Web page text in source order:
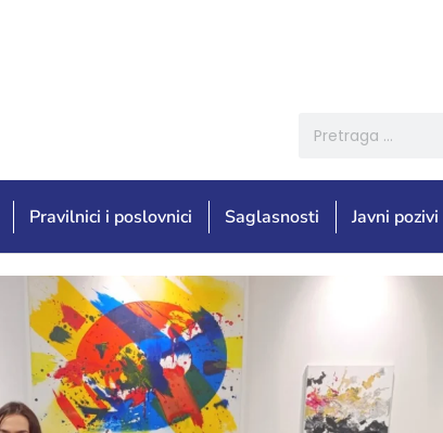
Pravilnici i poslovnici Saglasnosti Javni pozivi